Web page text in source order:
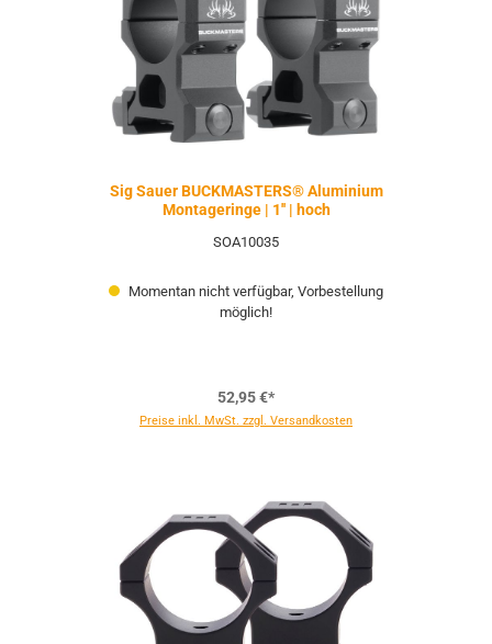
Sig Sauer BUCKMASTERS® Aluminium
Montageringe | 1'' | hoch
SOA10035
Momentan nicht verfügbar, Vorbestellung
möglich!
52,95 €*
Preise inkl. MwSt. zzgl. Versandkosten